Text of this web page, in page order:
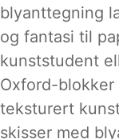
blyanttegning
og fantasi til
kunststudent
Oxford-
teksturert
skisser med